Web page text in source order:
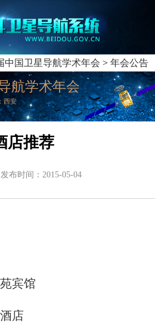
中国卫星导航学术年会 > 年会公告
航学术年会
西安
店推荐
发布时间：2015-05-04
宾馆
店